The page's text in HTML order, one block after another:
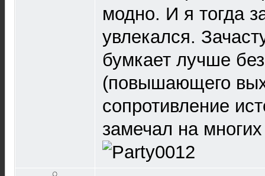
модно. И я тогда
увлекался.
бумкает лучше
(повышающего
сопротивление
замечал на